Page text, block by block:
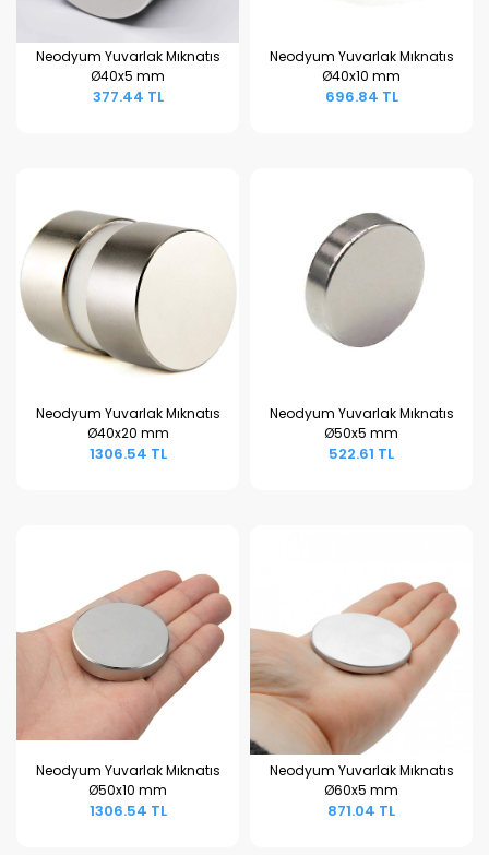
Sepete Ekle
Neodyum Yuvarlak Mıknatıs
Ø40x5 mm
377.44 TL
Sepete Ekle
Neodyum Yuvarlak Mıknatıs
Ø40x10 mm
696.84 TL
Sepete Ekle
Neodyum Yuvarlak Mıknatıs
Ø40x20 mm
1306.54 TL
Sepete Ekle
Neodyum Yuvarlak Mıknatıs
Ø50x5 mm
522.61 TL
Sepete Ekle
Neodyum Yuvarlak Mıknatıs
Ø50x10 mm
1306.54 TL
Sepete Ekle
Neodyum Yuvarlak Mıknatıs
Ø60x5 mm
871.04 TL